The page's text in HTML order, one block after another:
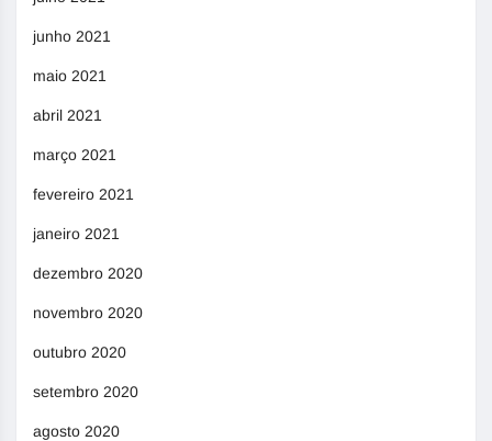
junho 2021
maio 2021
abril 2021
março 2021
fevereiro 2021
janeiro 2021
dezembro 2020
novembro 2020
outubro 2020
setembro 2020
agosto 2020